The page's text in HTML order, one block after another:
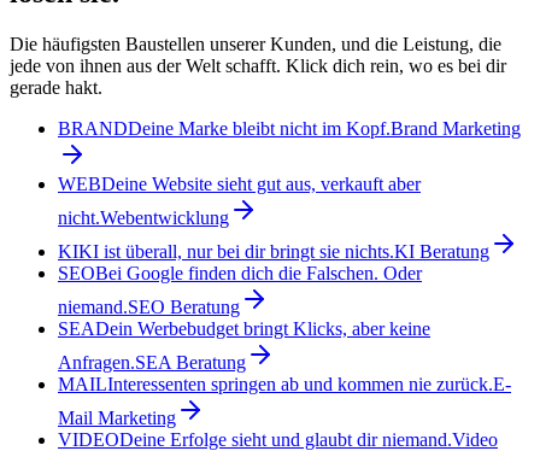
Die häufigsten Baustellen unserer Kunden, und die Leistung, die
jede von ihnen aus der Welt schafft. Klick dich rein, wo es bei dir
gerade hakt.
BRANDDeine Marke bleibt nicht im Kopf.Brand Marketing
WEBDeine Website sieht gut aus, verkauft aber
nicht.Webentwicklung
KIKI ist überall, nur bei dir bringt sie nichts.KI Beratung
SEOBei Google finden dich die Falschen. Oder
niemand.SEO Beratung
SEADein Werbebudget bringt Klicks, aber keine
Anfragen.SEA Beratung
MAILInteressenten springen ab und kommen nie zurück.E-
Mail Marketing
VIDEODeine Erfolge sieht und glaubt dir niemand.Video